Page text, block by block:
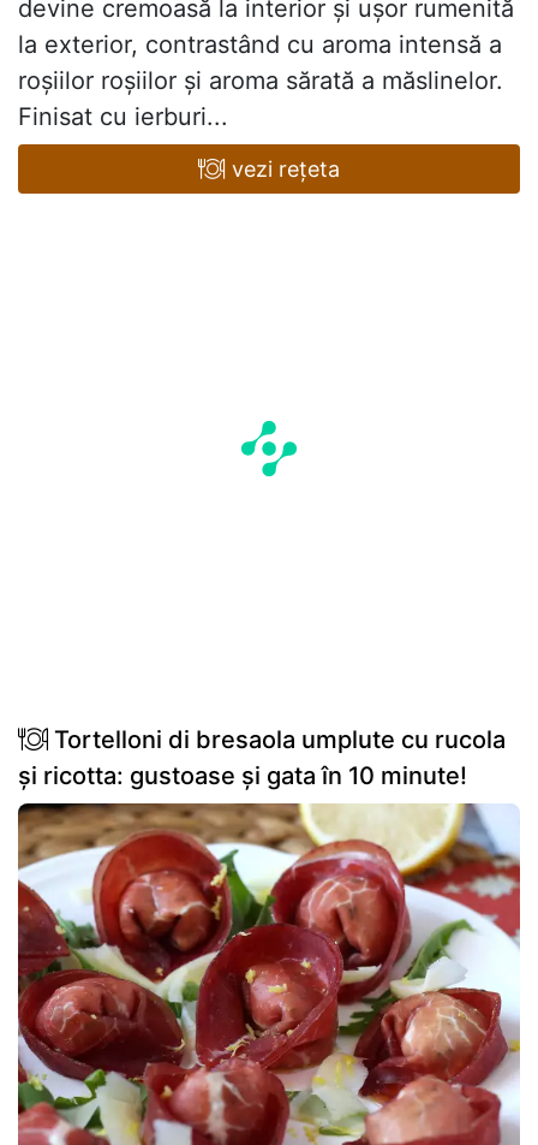
devine cremoasă la interior și ușor rumenită
la exterior, contrastând cu aroma intensă a
roșiilor roșiilor și aroma sărată a măslinelor.
Finisat cu ierburi...
vezi rețeta
Tortelloni di bresaola umplute cu rucola
și ricotta: gustoase și gata în 10 minute!